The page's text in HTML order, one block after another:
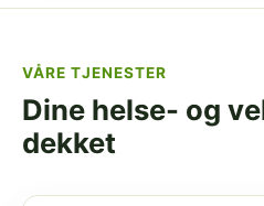
VÅRE TJENESTER
Dine helse- og
dekket